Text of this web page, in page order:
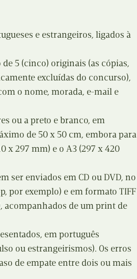
Colóquios
Concursos
Edição Portuguesa
Fanzines
Festivais e Salões
Formação
Internacional
e estrangeiros, ligados à
5 (cinco) originais (as cópias,
excluídas do concurso),
o nome, morada, e-mail e
ou a preto e branco, em
de 50 x 50 cm, embora para
x 297 mm) e o A3 (297 x 420
ser enviados em CD ou DVD, no
por exemplo) e em formato TIFF
acompanhados de um print de
em português
ou estrangeirismos). Os erros
de empate entre dois ou mais